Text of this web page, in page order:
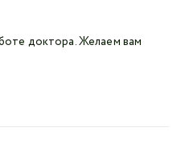
доктора. Желаем вам